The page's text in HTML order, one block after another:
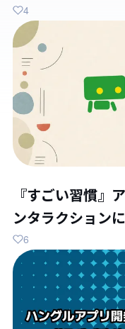
4
『すごい習慣』
ンタラクション
6